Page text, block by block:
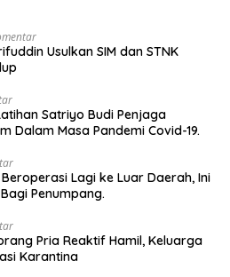
Usulkan SIM dan STNK
Satriyo Budi Penjaga
Dalam Masa Pandemi Covid-19.
Lagi ke Luar Daerah, Ini
Penumpang.
Pria Reaktif Hamil, Keluarga
Karantina